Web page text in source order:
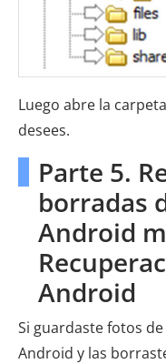
Luego abre la
desees.
Parte 5.
borradas
Android
Android
Si guardaste fotos
Android y las